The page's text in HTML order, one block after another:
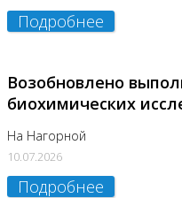
Подробнее
Возобновлено
биохимических
На Нагорной
10.07.2026
Подробнее